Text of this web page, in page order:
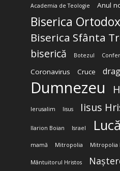
Academia de Teologie Anul
Biserica
Biserica Sfânta
biserică Botezul
Coronavirus
Cruce
Dumnezeu
Ierusalim Iisus Iisus
Ilarion Boian Israel
mamă Mitropolia Mitropolia
Mântuitorul Hristos